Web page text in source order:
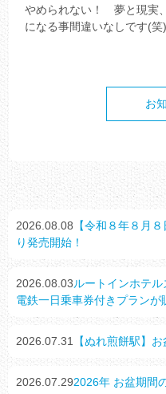
やめられない！ 夢と現実
になる事間違いなしです(笑)
お
2026.08.08 【令和８年８月
り発売開始！
2026.08.03ルートインホテ
電鉄一日乗車券付きプランが
2026.07.31 【ぬれ煎餅駅】
2026.07.292026年 お盆期間